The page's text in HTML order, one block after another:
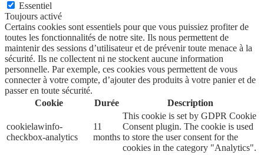
Essentiel
Toujours activé
Certains cookies sont essentiels pour que vous puissiez profiter de
toutes les fonctionnalités de notre site. Ils nous permettent de
maintenir des sessions d’utilisateur et de prévenir toute menace à la
sécurité. Ils ne collectent ni ne stockent aucune information
personnelle. Par exemple, ces cookies vous permettent de vous
connecter à votre compte, d’ajouter des produits à votre panier et de
passer en toute sécurité.
Cookie
Durée Description
cookielawinfo-
checkbox-analytics
11
months
This cookie is set by GDPR Cookie
Consent plugin. The cookie is used
to store the user consent for the
cookies in the category "Analytics".